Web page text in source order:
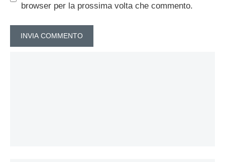
browser per la prossima volta che commento.